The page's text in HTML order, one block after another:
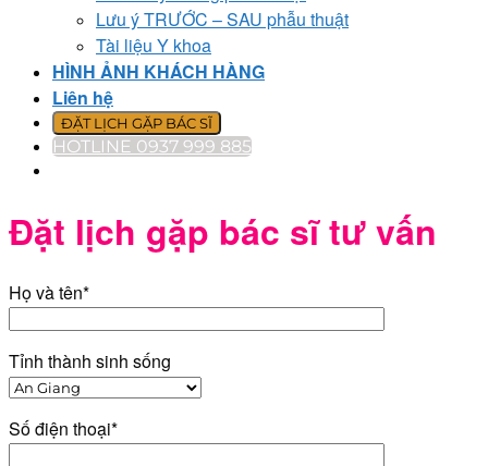
Lưu ý TRƯỚC – SAU phẫu thuật
Tài liệu Y khoa
HÌNH ẢNH KHÁCH HÀNG
Liên hệ
ĐẶT LỊCH GẶP BÁC SĨ
HOTLINE 0937 999 885
Đặt lịch gặp bác sĩ tư vấn
Họ và tên*
Tỉnh thành sinh sống
Số điện thoại*